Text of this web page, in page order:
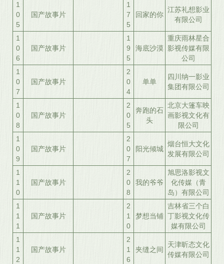
1
0
5
国产故事片
1
7
5
回家的你
江苏礼想影业
有限公司
1
0
6
国产故事片
1
9
5
海底沙漠
重庆雨林星合
影视传媒有限
公司
1
0
7
国产故事片
2
0
4
单单
四川纳一影业
集团有限公司
1
0
8
国产故事片
2
0
5
奔跑的石
头
北京大篷车映
画影视文化有
限公司
1
0
9
国产故事片
2
0
7
阳光倾城
烟台恒大文化
发展有限公司
1
1
0
国产故事片
2
0
8
我的爷爷
旭思洛影视文
化传媒（青
岛）有限公司
1
1
1
国产故事片
2
1
0
梦想当铺
吉林省三个白
丁影视文化传
媒有限公司
1
1
2
国产故事片
2
1
6
夹缝之间
天津昕态文化
传媒有限公司